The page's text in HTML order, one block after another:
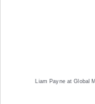
Liam Payne at Global